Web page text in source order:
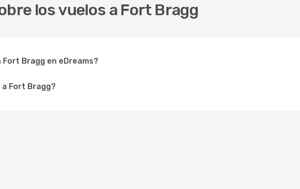
los vuelos a Fort Bragg
Bragg en eDreams?
Fort Bragg?